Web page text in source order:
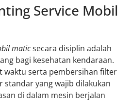
Service Mobil
maticsecara disiplin adalah
bagi kesehatan kendaraan.
waktu serta pembersihan filter
standar yang wajib dilakukan
di dalam mesin berjalan